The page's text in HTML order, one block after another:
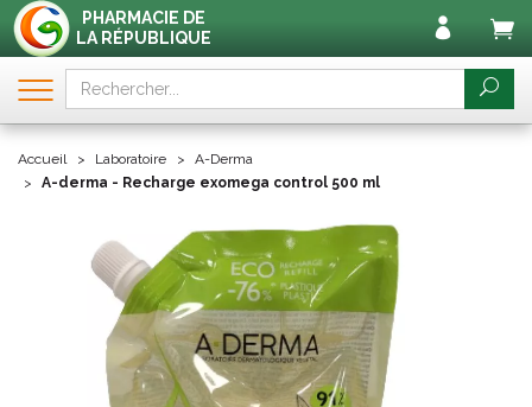
PHARMACIE DE
LA RÉPUBLIQUE
Accueil Laboratoire
A-Derma
A-derma - Recharge exomega control 500 ml